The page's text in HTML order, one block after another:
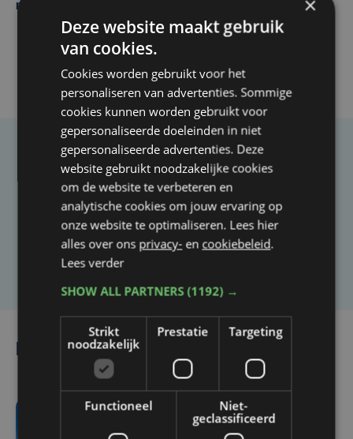
maandenlange coma overleden
Taalfout opgemerkt?
Heb je een taal- of schrijffout opgemerkt in dit
artikel?
Laat het ons weten
Lees ook
vr 7 augustus | 07:46
Deze website maakt gebruik
van cookies.
Cookies worden gebruikt voor het
personaliseren van advertenties. Sommige
cookies kunnen worden gebruikt voor
gepersonaliseerde doeleinden in niet
gepersonaliseerde advertenties. Deze
website gebruikt noodzakelijke cookies
om de website te verbeteren en
analytische cookies om jouw ervaring op
onze website te optimaliseren. Lees hier
alles over ons privacy- en cookiebeleid.
Lees verder
SHOW ALL PARTNERS(1192) →
Strikt
noodzakelijk
Prestatie Targeting
Functioneel
Niet-
geclassificeerd